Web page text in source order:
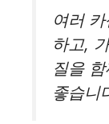
여러
하고,
질을
좋습니